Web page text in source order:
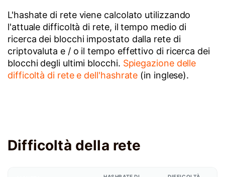
L'hashate di rete viene calcolato utilizzando
l'attuale difficoltà di rete, il tempo medio di
ricerca dei blocchi impostato dalla rete di
criptovaluta e / o il tempo effettivo di ricerca dei
blocchi degli ultimi blocchi. Spiegazione delle
difficoltà di rete e dell'hashrate (in inglese).
Difficoltà della rete